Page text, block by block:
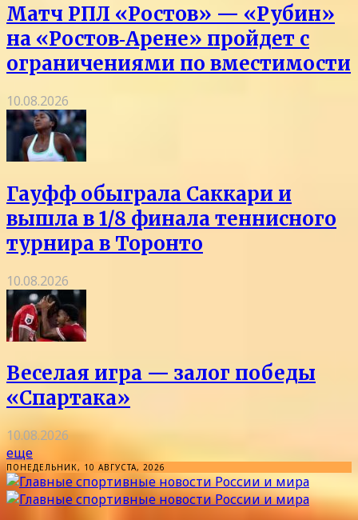
Матч РПЛ «Ростов» — «Рубин»
на «Ростов‑Арене» пройдет с
ограничениями по вместимости
10.08.2026
Гауфф обыграла Саккари и
вышла в 1/8 финала теннисного
турнира в Торонто
10.08.2026
Веселая игра — залог победы
«Спартака»
10.08.2026
еще
ПОНЕДЕЛЬНИК, 10 АВГУСТА, 2026